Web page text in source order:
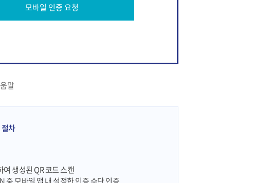
모바일 인증 요청
말
차
생성된 QR 코드 스캔